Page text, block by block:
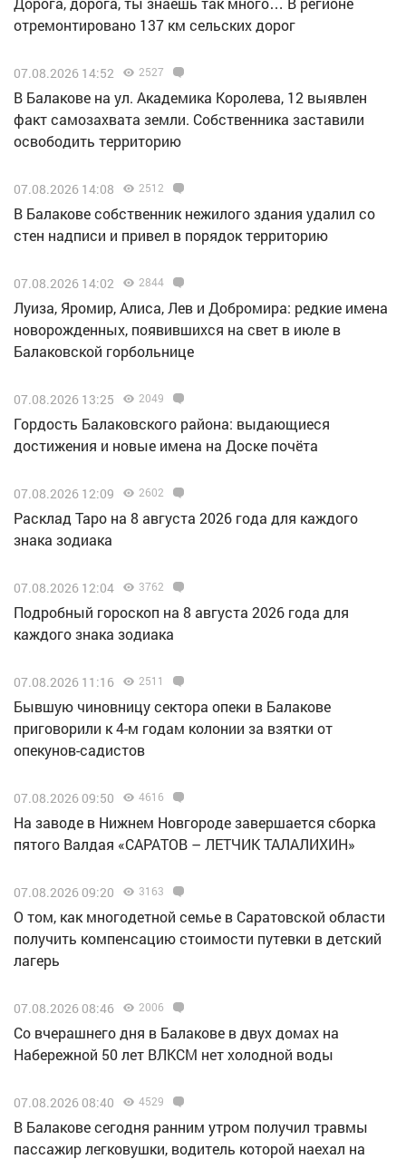
отремонтировано 137 км сельских дорог
07.08.2026 14:52 2527
В Балакове на ул. Академика Королева, 12 выявлен
факт самозахвата земли. Собственника заставили
освободить территорию
07.08.2026 14:08 2512
В Балакове собственник нежилого здания удалил со
стен надписи и привел в порядок территорию
07.08.2026 14:02 2844
Луиза, Яромир, Алиса, Лев и Добромира: редкие имена
новорожденных, появившихся на свет в июле в
Балаковской горбольнице
07.08.2026 13:25 2049
Гордость Балаковского района: выдающиеся
достижения и новые имена на Доске почёта
07.08.2026 12:09 2602
Расклад Таро на 8 августа 2026 года для каждого
знака зодиака
07.08.2026 12:04 3762
Подробный гороскоп на 8 августа 2026 года для
каждого знака зодиака
07.08.2026 11:16 2511
Бывшую чиновницу сектора опеки в Балакове
приговорили к 4-м годам колонии за взятки от
опекунов-садистов
07.08.2026 09:50 4616
Н️а заводе в Нижнем Новгороде завершается сборка
пятого Валдая «САРАТОВ – ЛЕТЧИК ТАЛАЛИХИН»
07.08.2026 09:20 3163
О том, как многодетной семье в Саратовской области
получить компенсацию стоимости путевки в детский
лагерь
07.08.2026 08:46 2006
Со вчерашнего дня в Балакове в двух домах на
Набережной 50 лет ВЛКСМ нет холодной воды
07.08.2026 08:40 4529
В Балакове сегодня ранним утром получил травмы
пассажир легковушки, водитель которой наехал на